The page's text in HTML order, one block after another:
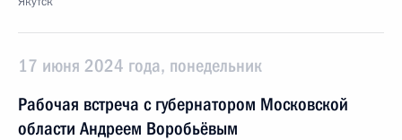
17 июня 2024 года, понедельник
Рабочая встреча с губернатором Московской
области Андреем Воробьёвым